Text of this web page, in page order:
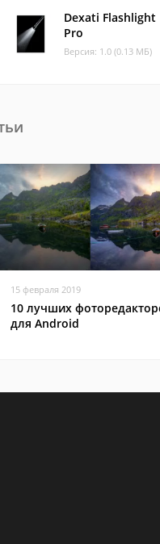
Dexati Flashlight
Pro
Версия: 1.0 (0.13 МБ)
15 февраля 2019
10 лучших
для Android